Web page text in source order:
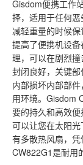
Gisdom便携工作
择，适用于任何
减轻重量的时候保
提高了便携机设
理，可以在剧烈
封闭良好，关键
内部损坏内部部
用环境。Gisdom
要的持久和高效
可以让您在太阳
有多散热风扇，
CW822G1是耐用